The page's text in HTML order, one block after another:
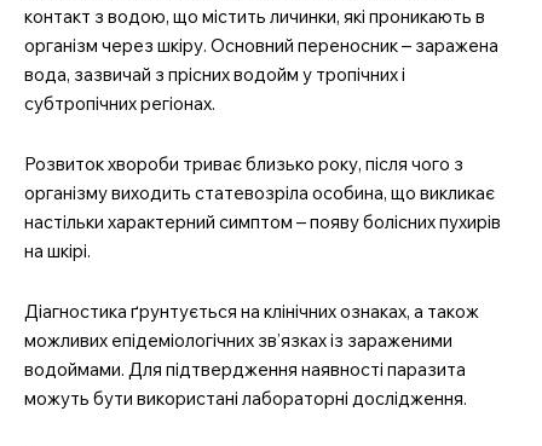
контакт з водою, що містить личинки, які проникають в
організм через шкіру. Основний переносник – заражена
вода, зазвичай з прісних водойм у тропічних і
субтропічних регіонах.
Розвиток хвороби триває близько року, після чого з
організму виходить статевозріла особина, що викликає
настільки характерний симптом – появу болісних пухирів
на шкірі.
Діагностика ґрунтується на клінічних ознаках, а також
можливих епідеміологічних зв’язках із зараженими
водоймами. Для підтвердження наявності паразита
можуть бути використані лабораторні дослідження.